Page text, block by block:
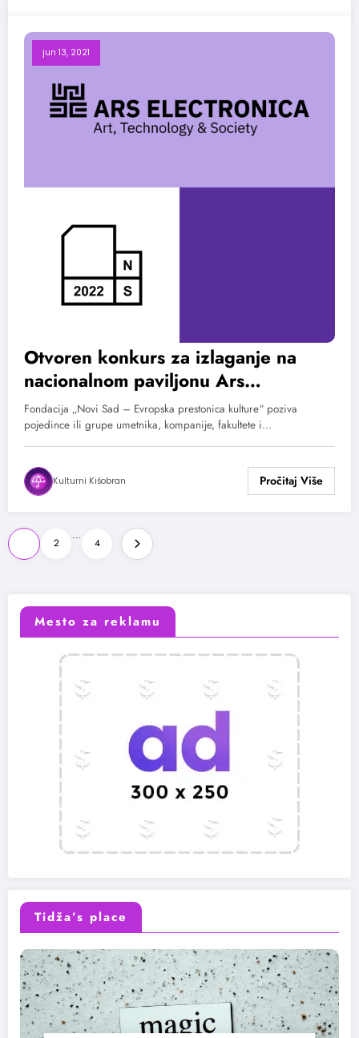
jun 13, 2021
Otvoren konkurs za izlaganje na
nacionalnom paviljonu Ars
Elektronike
Fondacija „Novi Sad – Evropska prestonica kulture“ poziva
pojedince ili grupe umetnika, kompanije, fakultete i…
Kulturni Kišobran
Paginacija
članaka
2
…
4
Mesto za reklamu
Tidža’s place